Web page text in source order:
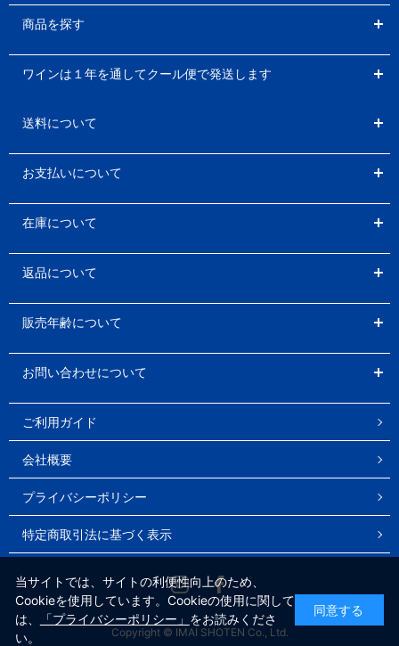
商品を探す
ワインは１年を通してクール便で発送します
送料について
お支払いについて
在庫について
返品について
販売年齢について
お問い合わせについて
ご利用ガイド
会社概要
プライバシーポリシー
特定商取引法に基づく表示
Instagram
Copyright © IMAI SHOTEN Co., Ltd.
当サイトでは、サイトの利便性向上のため、
Cookieを使用しています。Cookieの使用に関して
は、
「プライバシーポリシー」 をお読みくださ
い。
同意する